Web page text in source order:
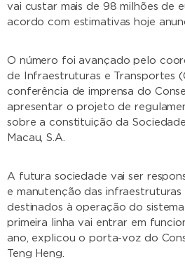
vai custar mais de 98 milhões de
acordo com estimativas hoje
O número foi avançado pelo
de Infraestruturas e Transportes
conferência de imprensa do
apresentar o projeto de
sobre a constituição da
Macau, S.A.
A futura sociedade vai ser
e manutenção das infraestruturas
destinados à operação do
primeira linha vai entrar em
ano, explicou o porta-voz do
Teng Heng.